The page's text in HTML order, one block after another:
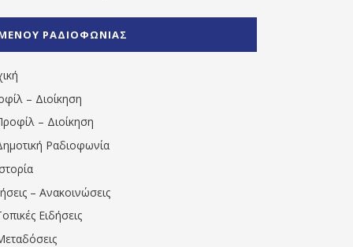
1531194763766854/" artist="" ]
ΡΑΔΙΟΦΩΝΙΑΣ
– Διοίκηση
– Διοίκηση
Ραδιοφωνία
– Ανακοινώσεις
Ειδήσεις